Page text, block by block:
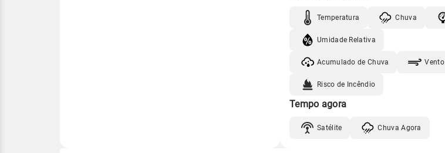
Temperatura Chuva
Umidade Relativa
Acumulado de Chuva Vento
Risco de Incêndio
Tempo agora
Satélite Chuva Agora